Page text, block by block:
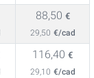
88,50 €
29,50 €/cad
116,40 €
29,10 €/cad